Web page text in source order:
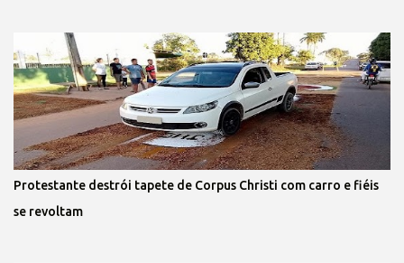
Protestante destrói tapete de Corpus Christi com carro e fiéis
se revoltam